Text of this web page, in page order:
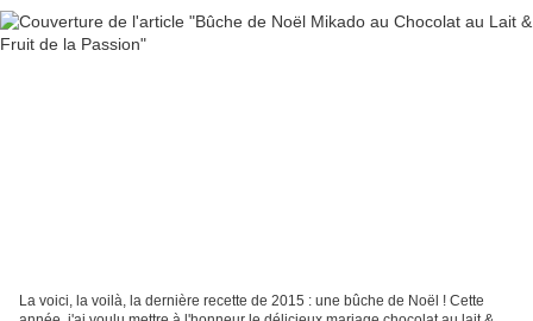
La voici, la voilà, la dernière recette de 2015 : une bûche de Noël ! Cette